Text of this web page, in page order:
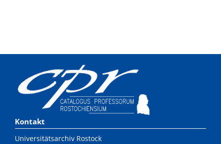
Kontakt
Universitätsarchiv Rostock